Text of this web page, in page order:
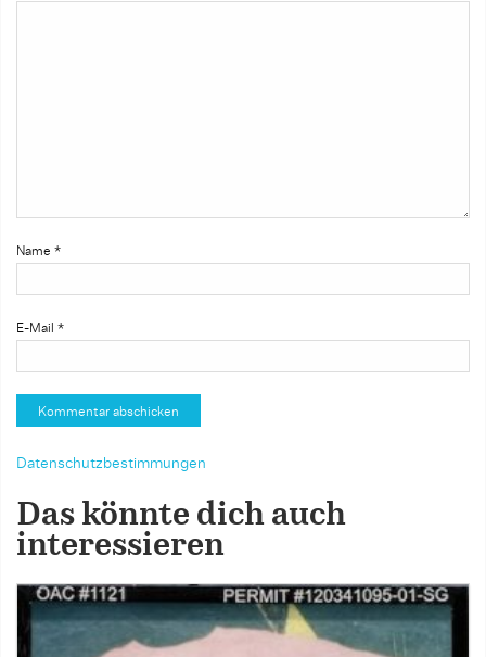
Name *
E-Mail *
Datenschutzbestimmungen
Das könnte dich auch
interessieren